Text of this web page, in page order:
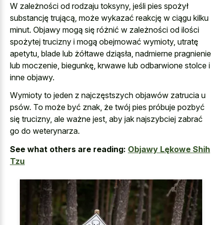
W zależności od rodzaju toksyny, jeśli pies spożył
substancję trującą, może wykazać reakcję w ciągu kilku
minut. Objawy mogą się różnić w zależności od ilości
spożytej trucizny i mogą obejmować wymioty, utratę
apetytu, blade lub żółtawe dziąsła, nadmierne pragnienie
lub moczenie, biegunkę, krwawe lub odbarwione stolce i
inne objawy.
Wymioty to jeden z najczęstszych objawów zatrucia u
psów. To może być znak, że twój pies próbuje pozbyć
się trucizny, ale ważne jest, aby jak najszybciej zabrać
go do weterynarza.
See what others are reading: Objawy Lękowe Shih
Tzu